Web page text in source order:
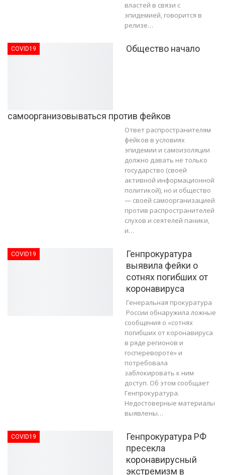
властей в связи с
эпидемией, говорится в
релизе…
COVID19 Общество начало
самоорганизовываться против фейков
Ответ распространителям
фейков в условиях
эпидемии и самоизоляции
должно давать не только
государство (своей
активной информационной
политикой), но и общество
— своей самоорганизацией
против распространителей
слухов и сеятелей паники,
и…
COVID19
Генпрокуратура
выявила фейки о
сотнях погибших от
коронавируса
Генеральная прокуратура
России обнаружила ложные
сообщения о «сотнях
погибших от коронавируса
в ряде регионов и
госперевороте» и
потребовала
заблокировать к ним
доступ. Об этом сообщает
Генпрокуратура.
Недостоверные материалы
выявлены…
COVID19
Генпрокуратура РФ
пресекла
коронавирусный
экстремизм в